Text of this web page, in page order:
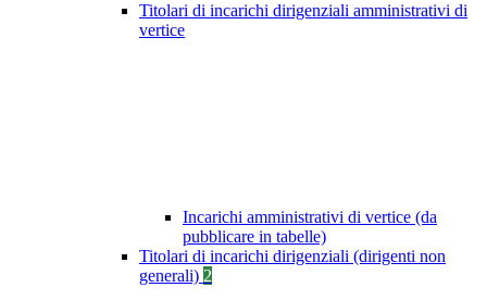
Titolari di incarichi dirigenziali amministrativi di
vertice
Incarichi amministrativi di vertice (da
pubblicare in tabelle)
Titolari di incarichi dirigenziali (dirigenti non
generali) 2